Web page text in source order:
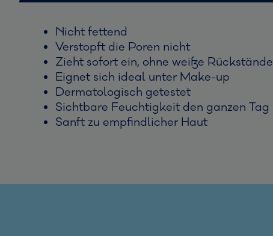
Nicht fettend
Verstopft die Poren nicht
Zieht sofort ein, ohne weiße Rückstände
Eignet sich ideal unter Make-up
Dermatologisch getestet
Sichtbare Feuchtigkeit den ganzen Tag
Sanft zu empfindlicher Haut